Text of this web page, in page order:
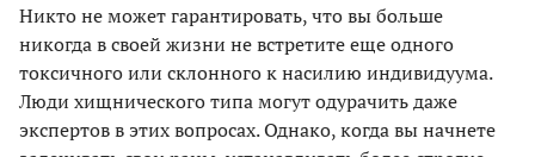
Никто не может гарантировать, что вы больше
никогда в своей жизни не встретите еще одного
токсичного или склонного к насилию индивидуума.
Люди хищнического типа могут одурачить даже
экспертов в этих вопросах. Однако, когда вы начнете